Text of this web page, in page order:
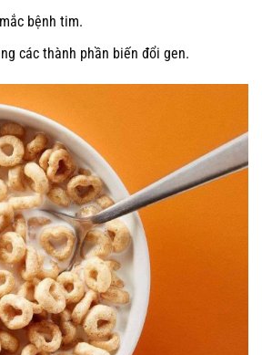
bệnh tim.
các thành phần biến đổi gen.